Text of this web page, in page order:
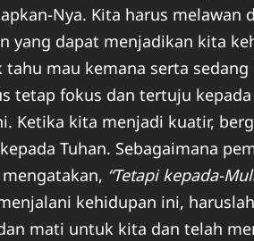
Nya. Kita harus melawan
yang dapat menjadikan kita
mau kemana serta sedang
tetap fokus dan tertuju
Ketika kita menjadi kuatir,
Tuhan. Sebagaimana
“Tetapi kepada-
kehidupan ini,
mati untuk kita dan telah